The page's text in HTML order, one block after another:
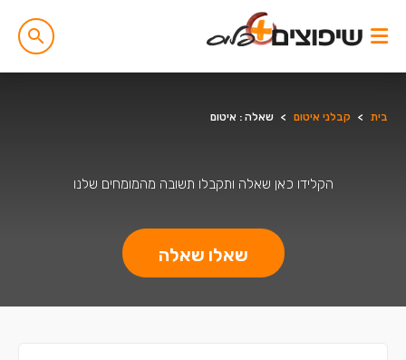
בית > קבלני איטום > שאלה : איטום
הקלידו כאן שאלה ותקבלו תשובה מהמומחים שלנו
שאלו שאלה